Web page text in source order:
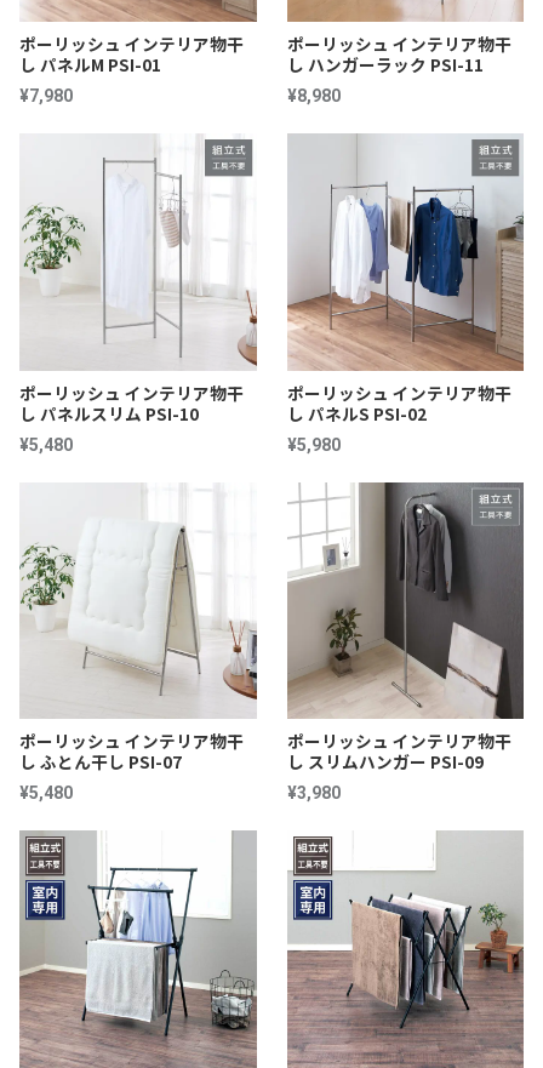
ポーリッシュ インテリア物干
し パネルM PSI-01
¥7,980
ポーリッシュ インテリア物干
し ハンガーラック PSI-11
¥8,980
ポーリッシュ インテリア物干
し パネルスリム PSI-10
¥5,480
ポーリッシュ インテリア物干
し パネルS PSI-02
¥5,980
ポーリッシュ インテリア物干
し ふとん干し PSI-07
¥5,480
ポーリッシュ インテリア物干
し スリムハンガー PSI-09
¥3,980